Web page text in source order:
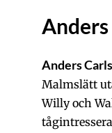
Anders
Malmslätt
Willy och